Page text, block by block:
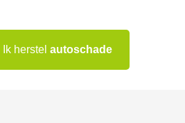
Ik herstel autoschade